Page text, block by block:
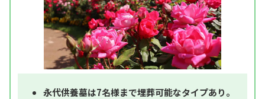
永代供養墓は7名様まで埋葬可能なタイプあり。